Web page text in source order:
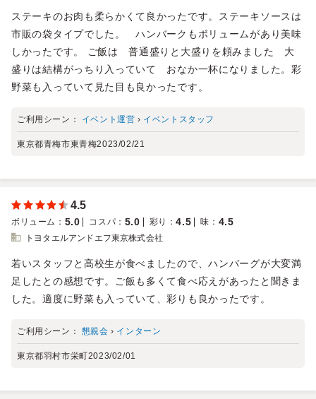
ステーキのお肉も柔らかくて良かったです。ステーキソースは
市販の袋タイプでした。 ハンバークもボリュームがあり美味
しかったです。 ご飯は 普通盛りと大盛りを頼みました 大
盛りは結構がっちり入っていて おなか一杯になりました。彩
野菜も入っていて見た目も良かったです。
ご利用シーン： イベント運営 › イベントスタッフ
東京都青梅市東青梅2023/02/21
4.5
ボリューム ： 5.0 コスパ ： 5.0 彩り ：4.5 味 ： 4.5
トヨタエルアンドエフ東京株式会社
若いスタッフと高校生が食べましたので、ハンバーグが大変満
足したとの感想です。ご飯も多くて食べ応えがあったと聞きま
した。適度に野菜も入っていて、彩りも良かったです。
ご利用シーン： 懇親会 › インターン
東京都羽村市栄町2023/02/01